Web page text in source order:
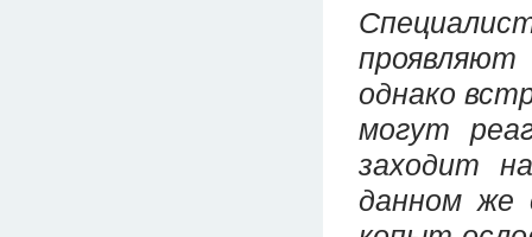
однако
могут
заходит
данном же